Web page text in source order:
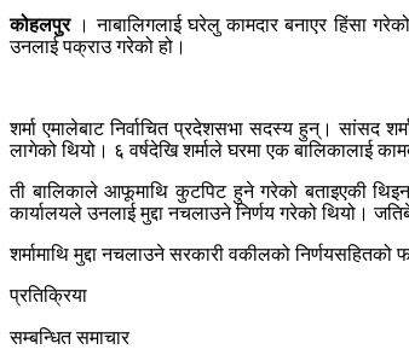
कोहलपुर। नाबालिगलाई घरेलु कामदार बनाएर हिंसा
उनलाई पक्राउ गरेको हो।
शर्मा एमालेबाट निर्वाचित प्रदेशसभा सदस्य हुन्। सांसद
लागेको थियो। ६ वर्षदेखि शर्माले घरमा एक बालिकालाई
ती बालिकाले आफूमाथि कुटपिट हुने गरेको बताइएकी
कार्यालयले उनलाई मुद्दा नचलाउने निर्णय गरेको थियो।
शर्मामाथि मुद्दा नचलाउने सरकारी वकीलको
प्रतिक्रिया
सम्बन्धित समाचार